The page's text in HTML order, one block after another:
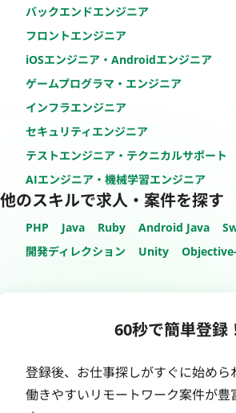
バックエンドエンジニア
フロントエンジニア
iOSエンジニア・Androidエンジニア
ゲームプログラマ・エンジニア
インフラエンジニア
セキュリティエンジニア
テストエンジニア・テクニカルサポート
AIエンジニア・機械学習エンジニア
他のスキルで求人・案件を探す
PHP Java Ruby Android Java
開発ディレクション
Unity
60秒で簡単登録
登録後、お仕事探しがすぐに始めら
働きやすいリモートワーク案件が豊